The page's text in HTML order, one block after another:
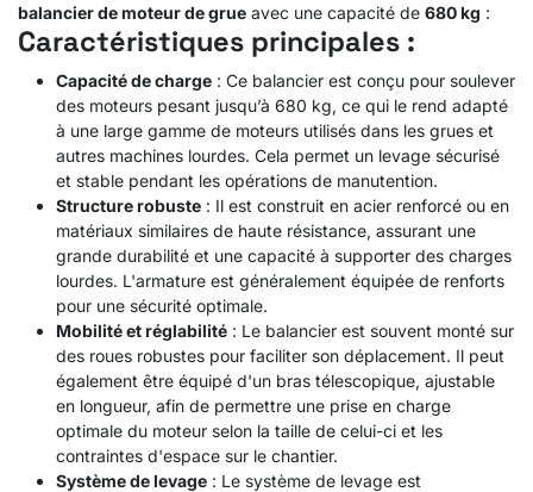
balancier de moteur de grue avec une capacité de 680 kg :
Caractéristiques principales :
Capacité de charge : Ce balancier est conçu pour soulever
des moteurs pesant jusqu’à 680 kg, ce qui le rend adapté
à une large gamme de moteurs utilisés dans les grues et
autres machines lourdes. Cela permet un levage sécurisé
et stable pendant les opérations de manutention.
Structure robuste : Il est construit en acier renforcé ou en
matériaux similaires de haute résistance, assurant une
grande durabilité et une capacité à supporter des charges
lourdes. L'armature est généralement équipée de renforts
pour une sécurité optimale.
Mobilité et réglabilité : Le balancier est souvent monté sur
des roues robustes pour faciliter son déplacement. Il peut
également être équipé d'un bras télescopique, ajustable
en longueur, afin de permettre une prise en charge
optimale du moteur selon la taille de celui-ci et les
contraintes d'espace sur le chantier.
Système de levage : Le système de levage est